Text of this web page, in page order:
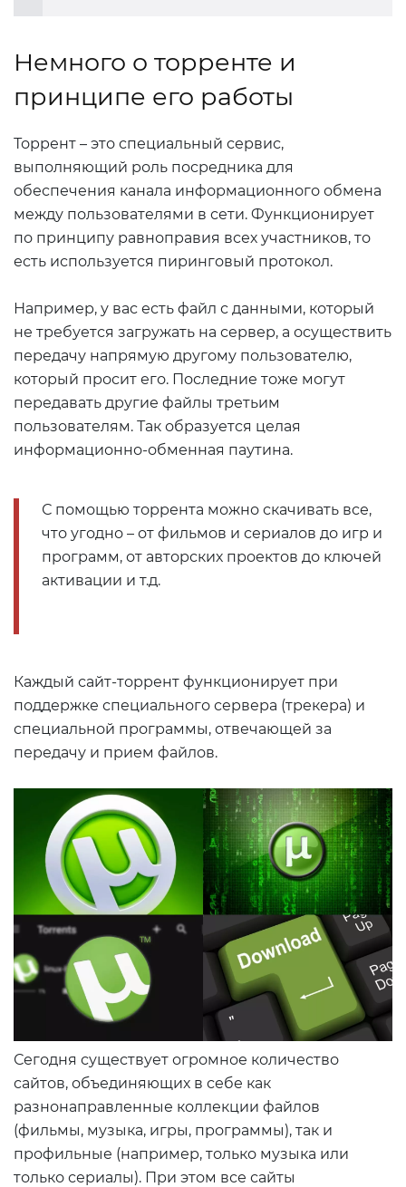
Немного о торренте и
принципе его работы
Торрент – это специальный сервис,
выполняющий роль посредника для
обеспечения канала информационного обмена
между пользователями в сети. Функционирует
по принципу равноправия всех участников, то
есть используется пиринговый протокол.
Например, у вас есть файл с данными, который
не требуется загружать на сервер, а осуществить
передачу напрямую другому пользователю,
который просит его. Последние тоже могут
передавать другие файлы третьим
пользователям. Так образуется целая
информационно-обменная паутина.
С помощью торрента можно скачивать все,
что угодно – от фильмов и сериалов до игр и
программ, от авторских проектов до ключей
активации и т.д.
Каждый сайт-торрент функционирует при
поддержке специального сервера (трекера) и
специальной программы, отвечающей за
передачу и прием файлов.
Сегодня существует огромное количество
сайтов, объединяющих в себе как
разнонаправленные коллекции файлов
(фильмы, музыка, игры, программы), так и
профильные (например, только музыка или
только сериалы). При этом все сайты